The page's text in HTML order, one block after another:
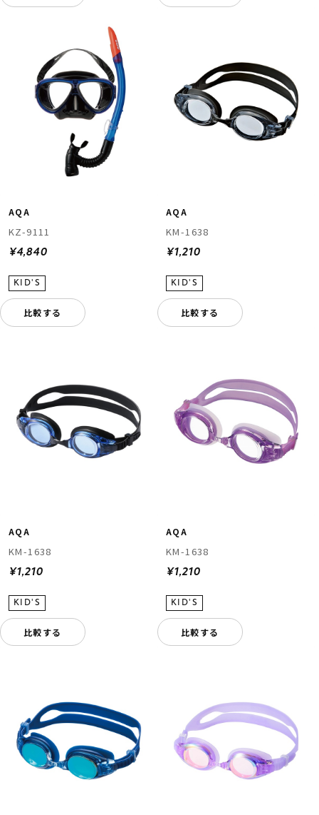
AQA
KZ-9111
¥4,840
比較する
AQA
KM-1638
¥1,210
比較する
AQA
KM-1638
¥1,210
比較する
AQA
KM-1638
¥1,210
比較する